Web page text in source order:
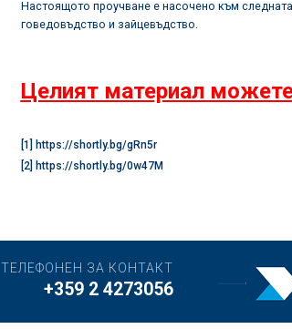
Настоящото проучване е насочено към
говедовъдство и зайцевъдство.
Целият материал
[1]
https://shortly.bg/gRn5r
[2] https://shortly.bg/0w47M
ТЕЛЕФОНЕН ЗА КОНТАКТ
+359 2 4273056